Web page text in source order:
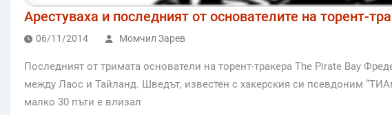
Арестуваха и последният от основателите на торент-
06/11/2014 Момчил Зарев
Последният от тримата основатели на торент-тракера The Pirate Bay
между Лаос и Тайланд. Шведът, известен с хакерския си псевдоним
малко 30 пъти е влизал